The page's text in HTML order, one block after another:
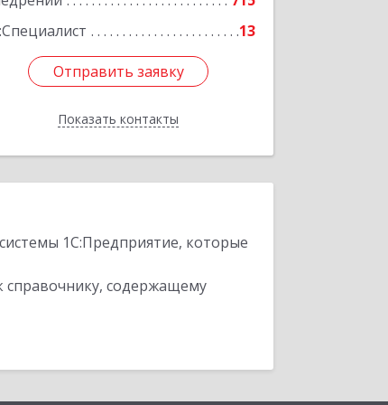
13
Отправить заявку
Показать контакты
Отправить заявку
Назад
1С:Предприятие, которые
справочнику, содержащему